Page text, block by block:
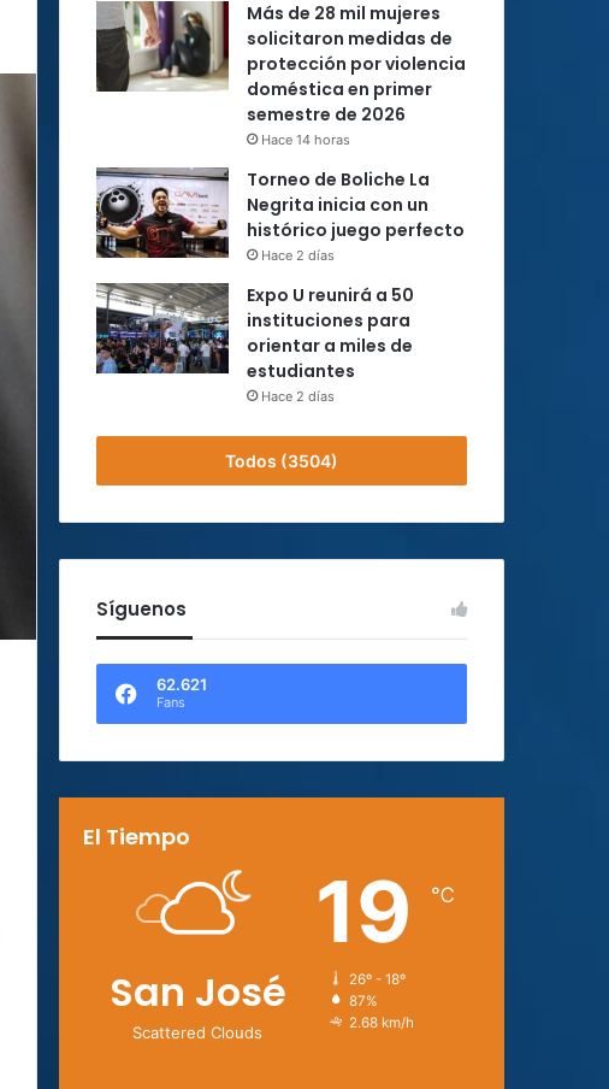
Más de 28 mil mujeres
solicitaron medidas de
protección por violencia
doméstica en primer
semestre de 2026
Hace 14 horas
Torneo de Boliche La
Negrita inicia con un
histórico juego perfecto
Hace 2 días
Expo U reunirá a 50
instituciones para
orientar a miles de
estudiantes
Hace 2 días
Todos (3504)
Síguenos
62.621
Fans
El Tiempo
San José
Scattered Clouds
19 ℃
26º - 18º
87%
2.68 km/h